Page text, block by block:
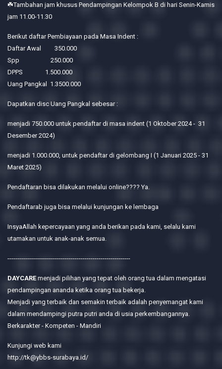
☘️Tambahan jam khusus Pendampingan Kelompok B di hari Senin-Kamis
jam 11.00-11.30
Berikut daftar Pembiayaan pada Masa Indent :
Daftar Awal 350.000
Spp 250.000
DPPS 1.500.000
Uang Pangkal 1.3500.000
Dapatkan disc Uang Pangkal sebesar :
menjadi 750.000 untuk pendaftar di masa indent (1 Oktober 2024 - 31
Desember 2024)
menjadi 1.000.000, untuk pendaftar di gelombang I (1 Januari 2025 - 31
Maret 2025)
Pendaftaran bisa dilakukan melalui online???? Ya.
Pendaftarab juga bisa melalui kunjungan ke lembaga
InsyaAllah kepercayaan yang anda berikan pada kami, selalu kami
utamakan untuk anak-anak semua.
--------------------------------------------------------------
DAYCAREmenjadi pilihan yang tepat oleh orang tua dalam mengatasi
pendampingan ananda ketika orang tua bekerja.
Menjadi yang terbaik dan semakin terbaik adalah penyemangat kami
dalam mendampingi putra putri anda di usia perkembangannya.
Berkarakter - Kompeten - Mandiri
Kunjungi web kami
http://tk@ybbs-surabaya.id/